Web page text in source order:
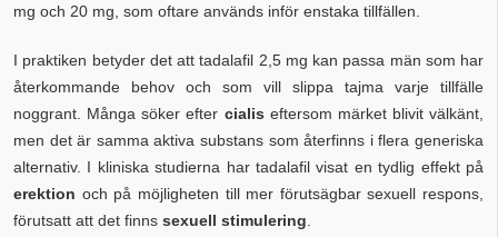
mg och 20 mg, som oftare används inför enstaka tillfällen.
I praktiken betyder det att tadalafil 2,5 mg kan passa män som har
återkommande behov och som vill slippa tajma varje tillfälle
noggrant. Många söker efter cialis eftersom märket blivit välkänt,
men det är samma aktiva substans som återfinns i flera generiska
alternativ. I kliniska studierna har tadalafil visat en tydlig effekt på
erektion och på möjligheten till mer förutsägbar sexuell respons,
förutsatt att det finns sexuell stimulering